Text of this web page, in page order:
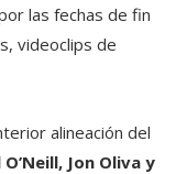
las fechas de fin
videoclips de
alineación del
O’Neill, Jon Oliva y